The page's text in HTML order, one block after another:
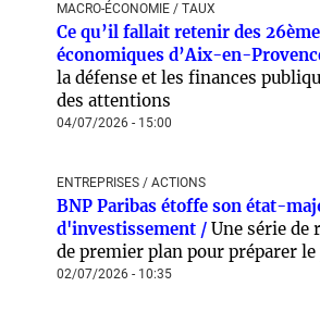
MACRO-ÉCONOMIE / TAUX
Ce qu’il fallait retenir des
économiques d’Aix-en-
la défense et les finances
des attentions
04/07/2026 - 15:00
ENTREPRISES / ACTIONS
BNP Paribas étoffe son état-
d'investissement / Une série de
de premier plan pour préparer le
02/07/2026 - 10:35